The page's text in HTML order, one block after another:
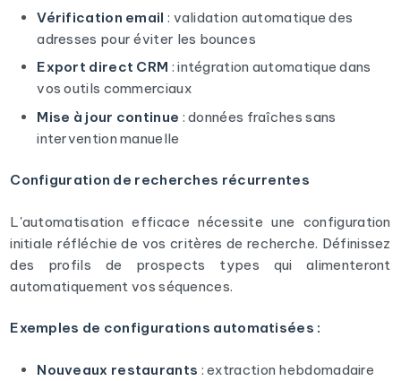
Vérification email : validation automatique des
adresses pour éviter les bounces
Export direct CRM : intégration automatique dans
vos outils commerciaux
Mise à jour continue : données fraîches sans
intervention manuelle
Configuration de recherches récurrentes
L'automatisation efficace nécessite une configuration
initiale réfléchie de vos critères de recherche. Définissez
des profils de prospects types qui alimenteront
automatiquement vos séquences.
Exemples de configurations automatisées :
Nouveaux restaurants : extraction hebdomadaire